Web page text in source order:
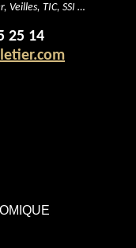
Veilles, TIC, SSI …
25 14